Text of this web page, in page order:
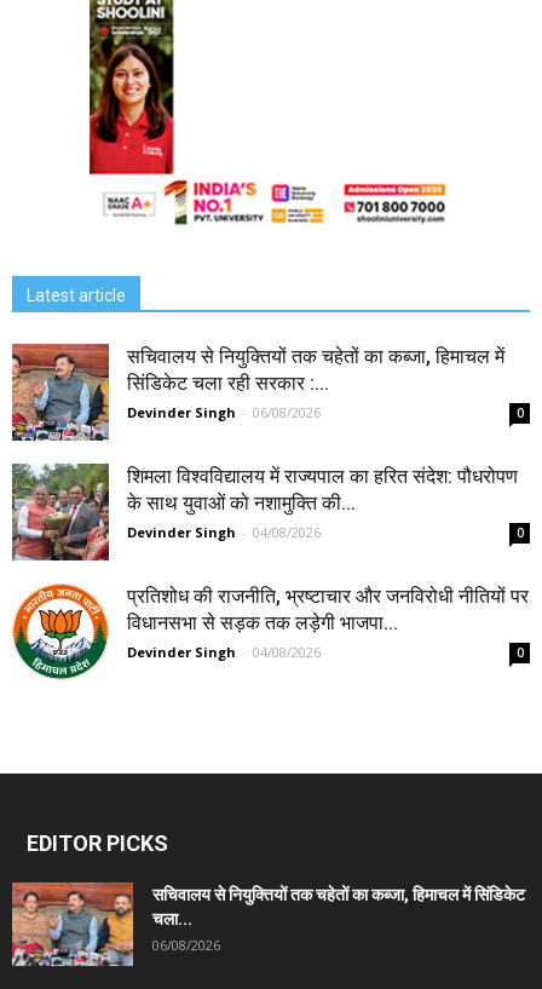
Latest article
सचिवालय से नियुक्तियों तक चहेतों का कब्जा, हिमाचल में
सिंडिकेट चला रही सरकार :...
Devinder Singh - 06/08/2026 0
शिमला विश्वविद्यालय में राज्यपाल का हरित संदेश: पौधरोपण
के साथ युवाओं को नशामुक्ति की...
Devinder Singh - 04/08/2026 0
प्रतिशोध की राजनीति, भ्रष्टाचार और जनविरोधी नीतियों पर
विधानसभा से सड़क तक लड़ेगी भाजपा...
Devinder Singh - 04/08/2026 0
EDITOR PICKS
सचिवालय से नियुक्तियों तक चहेतों का कब्जा, हिमाचल में सिंडिकेट
चला...
06/08/2026